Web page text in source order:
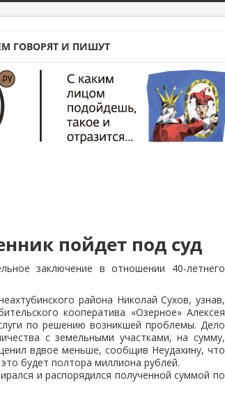
ГОВОРЯТ И ПИШУТ
пойдет под суд
заключение в отношении 40-летнего
района Николай Сухов, узнав,
кооператива «Озерное» Алексея
по решению возникшей проблемы. Дело
с земельными участками, на сумму,
вдвое меньше, сообщив Неудахину, что
будет полтора миллиона рублей.
и распорядился полученной суммой по